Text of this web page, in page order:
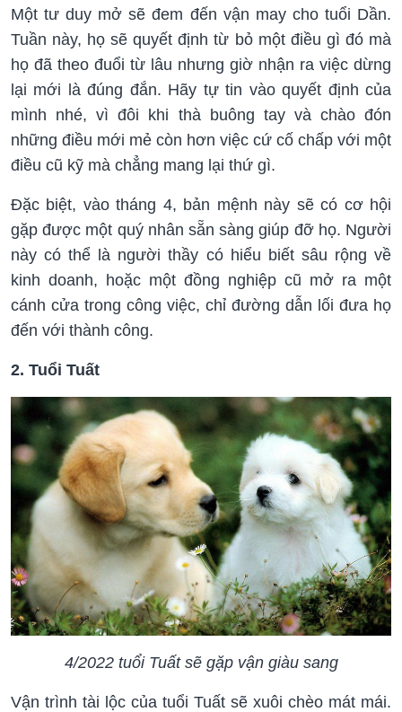
Một tư duy mở sẽ đem đến vận may cho tuổi Dần.
Tuần này, họ sẽ quyết định từ bỏ một điều gì đó mà
họ đã theo đuổi từ lâu nhưng giờ nhận ra việc dừng
lại mới là đúng đắn. Hãy tự tin vào quyết định của
mình nhé, vì đôi khi thà buông tay và chào đón
những điều mới mẻ còn hơn việc cứ cố chấp với một
điều cũ kỹ mà chẳng mang lại thứ gì.
Đặc biệt, vào tháng 4, bản mệnh này sẽ có cơ hội
gặp được một quý nhân sẵn sàng giúp đỡ họ. Người
này có thể là người thầy có hiểu biết sâu rộng về
kinh doanh, hoặc một đồng nghiệp cũ mở ra một
cánh cửa trong công việc, chỉ đường dẫn lối đưa họ
đến với thành công.
2. Tuổi Tuất
4/2022 tuổi Tuất sẽ gặp vận giàu sang
Vận trình tài lộc của tuổi Tuất sẽ xuôi chèo mát mái.